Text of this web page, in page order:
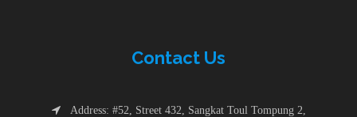
Contact Us
Address: #52, Street 432, Sangkat Toul Tompung 2,